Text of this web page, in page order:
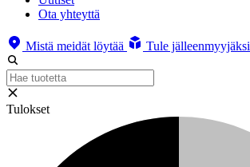
Ota yhteyttä
Mistä meidät löytää Tule jälleenmyyjäksi
Tulokset